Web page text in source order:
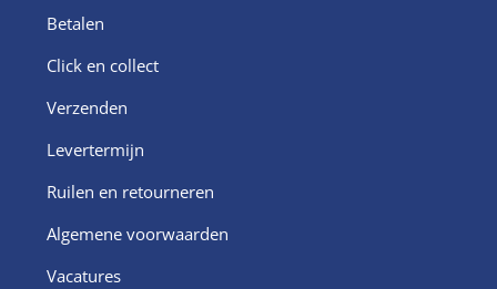
Betalen
Click en collect
Verzenden
Levertermijn
Ruilen en retourneren
Algemene voorwaarden
Vacatures